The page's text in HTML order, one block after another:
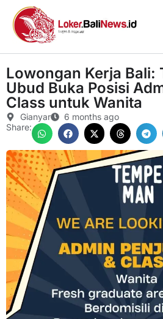
Lowongan Kerja Bali:
Ubud Buka Posisi
Class untuk Wanita
Gianyar
6 months ago
Share: